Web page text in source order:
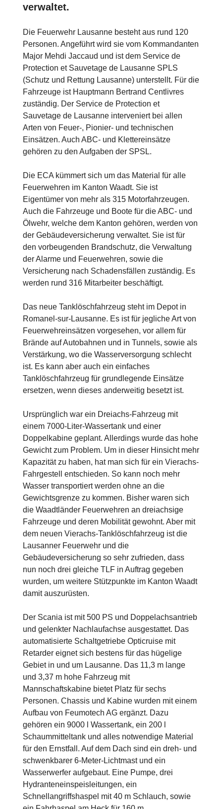
verwaltet.
Die Feuerwehr Lausanne besteht aus rund 120
Personen. Angeführt wird sie vom Kommandanten
Major Mehdi Jaccaud und ist dem Service de
Protection et Sauvetage de Lausanne SPLS
(Schutz und Rettung Lausanne) unterstellt. Für die
Fahrzeuge ist Hauptmann Bertrand Centlivres
zuständig. Der Service de Protection et
Sauvetage de Lausanne interveniert bei allen
Arten von Feuer-, Pionier- und technischen
Einsätzen. Auch ABC- und Klettereinsätze
gehören zu den Aufgaben der SPSL.
Die ECA kümmert sich um das Material für alle
Feuerwehren im Kanton Waadt. Sie ist
Eigentümer von mehr als 315 Motorfahrzeugen.
Auch die Fahrzeuge und Boote für die ABC- und
Ölwehr, welche dem Kanton gehören, werden von
der Gebäudeversicherung verwaltet. Sie ist für
den vorbeugenden Brandschutz, die Verwaltung
der Alarme und Feuerwehren, sowie die
Versicherung nach Schadensfällen zuständig. Es
werden rund 316 Mitarbeiter beschäftigt.
Das neue Tanklöschfahrzeug steht im Depot in
Romanel-sur-Lausanne. Es ist für jegliche Art von
Feuerwehreinsätzen vorgesehen, vor allem für
Brände auf Autobahnen und in Tunnels, sowie als
Verstärkung, wo die Wasserversorgung schlecht
ist. Es kann aber auch ein einfaches
Tanklöschfahrzeug für grundlegende Einsätze
ersetzen, wenn dieses anderweitig besetzt ist.
Ursprünglich war ein Dreiachs-Fahrzeug mit
einem 7000-Liter-Wassertank und einer
Doppelkabine geplant. Allerdings wurde das hohe
Gewicht zum Problem. Um in dieser Hinsicht mehr
Kapazität zu haben, hat man sich für ein Vierachs-
Fahrgestell entschieden. So kann noch mehr
Wasser transportiert werden ohne an die
Gewichtsgrenze zu kommen. Bisher waren sich
die Waadtländer Feuerwehren an dreiachsige
Fahrzeuge und deren Mobilität gewohnt. Aber mit
dem neuen Vierachs-Tanklöschfahrzeug ist die
Lausanner Feuerwehr und die
Gebäudeversicherung so sehr zufrieden, dass
nun noch drei gleiche TLF in Auftrag gegeben
wurden, um weitere Stützpunkte im Kanton Waadt
damit auszurüsten.
Der Scania ist mit 500 PS und Doppelachsantrieb
und gelenkter Nachlaufachse ausgestattet. Das
automatisierte Schaltgetriebe Opticruise mit
Retarder eignet sich bestens für das hügelige
Gebiet in und um Lausanne. Das 11,3 m lange
und 3,37 m hohe Fahrzeug mit
Mannschaftskabine bietet Platz für sechs
Personen. Chassis und Kabine wurden mit einem
Aufbau von Feumotech AG ergänzt. Dazu
gehören ein 9000 l Wassertank, ein 200 l
Schaummitteltank und alles notwendige Material
für den Ernstfall. Auf dem Dach sind ein dreh- und
schwenkbarer 6-Meter-Lichtmast und ein
Wasserwerfer aufgebaut. Eine Pumpe, drei
Hydranteneinspeisleitungen, ein
Schnellangriffshaspel mit 40 m Schlauch, sowie